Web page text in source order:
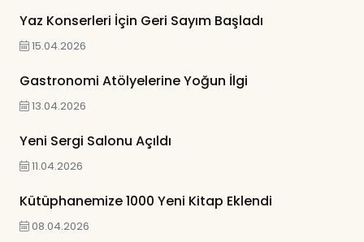
Yaz Konserleri İçin Geri Sayım Başladı
15.04.2026
Gastronomi Atölyelerine Yoğun İlgi
13.04.2026
Yeni Sergi Salonu Açıldı
11.04.2026
Kütüphanemize 1000 Yeni Kitap Eklendi
08.04.2026